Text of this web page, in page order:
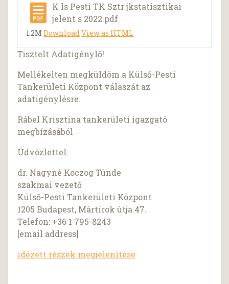
K ls Pesti TK Sztr jkstatisztikai
jelent s 2022.pdf
1.2MDownload View as HTML
Tisztelt Adatigénylő!
Mellékelten megküldöm a Külső-Pesti
Tankerületi Központ válaszát az
adatigénylésre.
Rábel Krisztina tankerületi igazgató
megbízásából
Üdvözlettel:
dr. Nagyné Koczog Tünde
szakmai vezető
Külső-Pesti Tankerületi Központ
1205 Budapest, Mártírok útja 47.
Telefon: +36 1 795-8243
[email address]
idézett részek megjelenítése